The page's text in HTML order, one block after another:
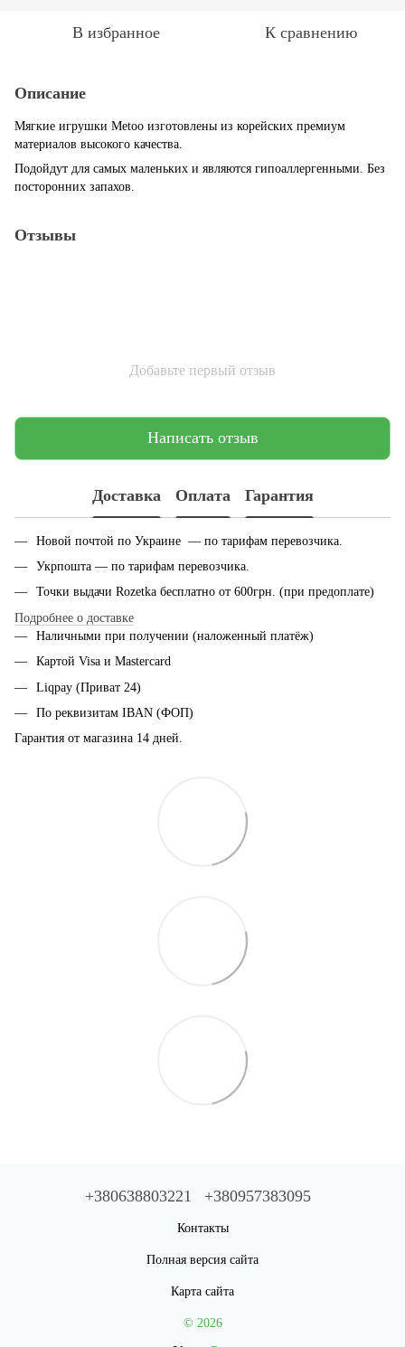
В избранное К сравнению
Описание
Мягкие игрушки Metoo изготовлены из корейских премиум
материалов высокого качества.
Подойдут для самых маленьких и являются гипоаллергенными. Без
посторонних запахов.
Отзывы
Добавьте первый отзыв
Написать отзыв
Доставка Оплата Гарантия
Новой почтой по Украине — по тарифам перевозчика.
Укрпошта — по тарифам перевозчика.
Точки выдачи Rozetka бесплатно от 600грн. (при предоплате)
Подробнее о доставке
Наличными при получении (наложенный платёж)
Картой Visa и Mastercard
Liqpay (Приват 24)
По реквизитам IBAN (ФОП)
Гарантия от магазина 14 дней.
+380638803221 +380957383095
Контакты
Полная версия сайта
Карта сайта
© 2026